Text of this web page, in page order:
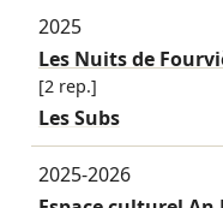
2025
Les Nuits de
[2 rep.]
Les Subs
2025-2026